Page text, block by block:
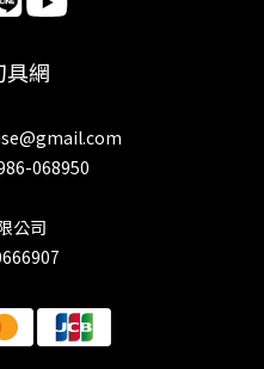
具網
068950
公司